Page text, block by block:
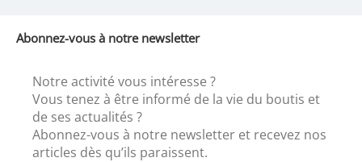
Abonnez-vous à notre newsletter
Notre activité vous intéresse ?
Vous tenez à être informé de la vie du boutis et
de ses actualités ?
Abonnez-vous à notre newsletter et recevez nos
articles dès qu’ils paraissent.